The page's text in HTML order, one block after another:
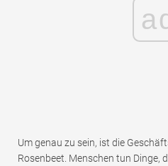
Um genau zu sein, ist die
Rosenbeet. Menschen tun Dinge,